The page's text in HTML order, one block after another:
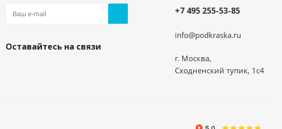
Оставайтесь на связи
+7 495 255-53-85
info@podkraska.ru
г. Москва,
Сходненский тупик, 1с4